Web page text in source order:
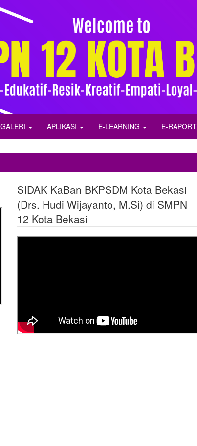
GALERI APLIKASI E-LEARNING E-RAPORT
SIDAK KaBan BKPSDM Kota Bekasi
(Drs. Hudi Wijayanto, M.Si) di SMPN
12 Kota Bekasi